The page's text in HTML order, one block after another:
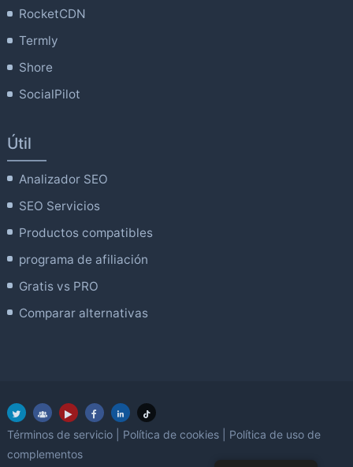
RocketCDN
Termly
Shore
SocialPilot
Útil
Analizador SEO
SEO Servicios
Productos compatibles
programa de afiliación
Gratis vs PRO
Comparar alternativas
Términos de servicio Política de cookies
Política de uso de
complementos